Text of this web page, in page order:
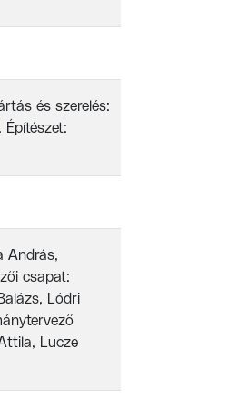
és szerelés:
András,
csapat:
Lódri
Lucze